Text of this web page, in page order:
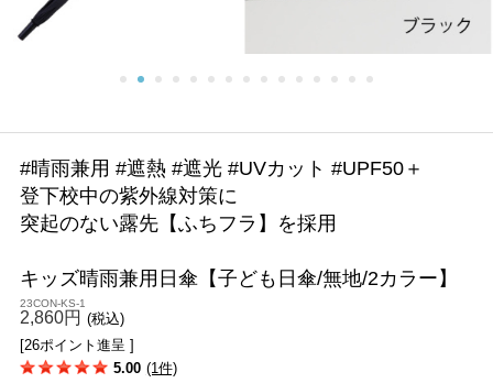
#晴雨兼用 #遮熱 #遮光 #UVカット #UPF50＋
登下校中の紫外線対策に
突起のない露先【ふちフラ】を採用
キッズ晴雨兼用日傘【子ども日傘/無地/2カラー】
23CON-KS-1
2,860円 (税込)
[26ポイント進呈 ]
5.00 (1件)